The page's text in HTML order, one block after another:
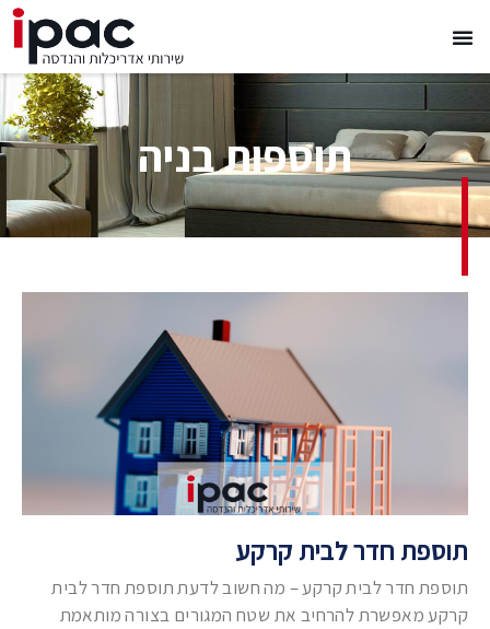
תוספות בניה
תוספת חדר לבית קרקע
תוספת חדר לבית קרקע – מה חשוב לדעת תוספת חדר לבית
קרקע מאפשרת להרחיב את שטח המגורים בצורה מותאמת